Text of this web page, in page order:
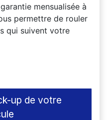
mensualisée à
permettre de rouler
qui suivent votre
up de votre